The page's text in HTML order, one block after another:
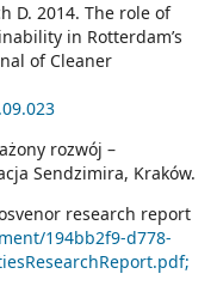
D. 2014. The role of
in Rotterdam’s
of Cleaner
rozwój –
Sendzimira, Kraków.
research report
194bb2f9-d778-